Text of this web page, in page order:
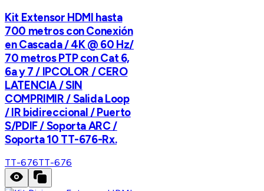
Kit Extensor HDMI hasta
700 metros con Conexión
en Cascada / 4K @ 60 Hz/
70 metros PTP con Cat 6,
6a y 7 / IPCOLOR / CERO
LATENCIA / SIN
COMPRIMIR / Salida Loop
/ IR bidireccional / Puerto
S/PDIF / Soporta ARC /
Soporta 10 TT-676-Rx.
TT-676TT-676